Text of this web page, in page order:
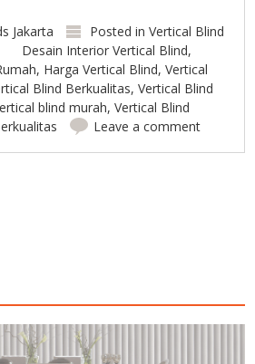
Jakarta Posted inVertical Blind
Desain Interior Vertical Blind,
, Harga Vertical Blind,Vertical
Blind Berkualitas,Vertical Blind
blind murah,Vertical Blind
Leave a comment